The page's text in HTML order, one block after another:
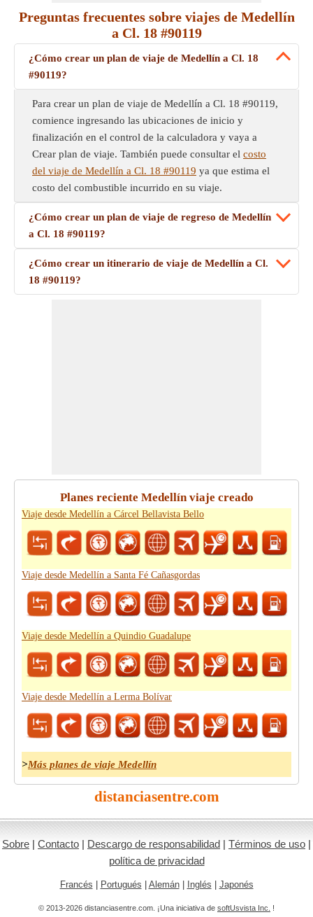
Preguntas frecuentes sobre viajes de Medellín
a Cl. 18 #90119
¿Cómo crear un plan de viaje de Medellín a Cl. 18
#90119?
Para crear un plan de viaje de Medellín a Cl. 18 #90119,
comience ingresando las ubicaciones de inicio y
finalización en el control de la calculadora y vaya a
Crear plan de viaje. También puede consultar el costo
del viaje de Medellín a Cl. 18 #90119 ya que estima el
costo del combustible incurrido en su viaje.
¿Cómo crear un plan de viaje de regreso de Medellín
a Cl. 18 #90119?
¿Cómo crear un itinerario de viaje de Medellín a Cl.
18 #90119?
Planes reciente Medellín viaje creado
Viaje desde Medellín a Cárcel Bellavista Bello
Viaje desde Medellín a Santa Fé Cañasgordas
Viaje desde Medellín a Quindio Guadalupe
Viaje desde Medellín a Lerma Bolívar
>Más planes de viaje Medellín
distanciasentre.com
Sobre | Contacto | Descargo de responsabilidad | Términos de uso |
política de privacidad
Francés Portugués Alemán| Inglés Japonés
© 2013-2026 distanciasentre.com. ¡Una iniciativa de softUsvista Inc. !